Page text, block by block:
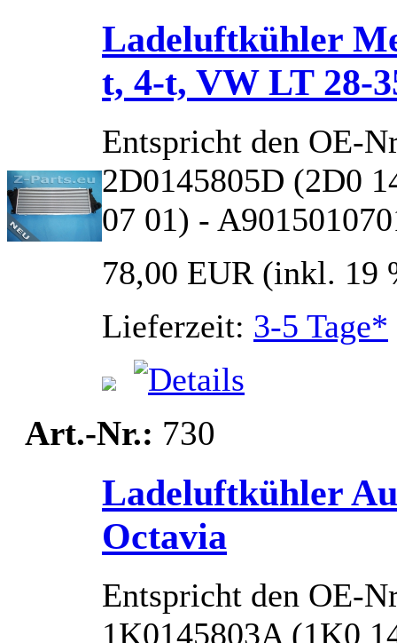
Ladeluftkühler
t, 4-t, VW LT 28-
Entspricht den OE-
2D0145805D (2D0
07 01) -
78,00 EUR (inkl. 19
Lieferzeit: 3-5 Tage*
Art.-Nr.: 730
Ladeluftkühler
Octavia
Entspricht den OE-
1K0145803A (1K0